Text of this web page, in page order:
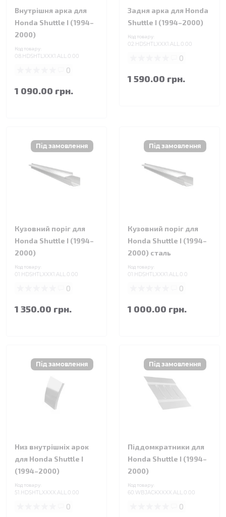
Внутрішня арка для
Honda Shuttle I (1994–
2000)
Код товару:
08.HDSHTLXXX1.ALL.0.00
0
1 090.00 грн.
Задня арка для Honda
Shuttle I (1994–2000)
Код товару:
02.HDSHTLXXX1.ALL.0.00
0
1 590.00 грн.
Кузовний поріг для
Honda Shuttle I (1994–
2000)
Код товару:
01.HDSHTLXXX1.ALL.0.00
0
1 350.00 грн.
Кузовний поріг для
Honda Shuttle I (1994–
2000) сталь
Код товару:
01.HDSHTLXXX1.ALL.0.0
0
1 000.00 грн.
Низ внутрішніх арок
для Honda Shuttle I
(1994–2000)
Код товару:
51.HDSHTLXXXX.ALL.0.00
0
Піддомкратники для
Honda Shuttle I (1994–
2000)
Код товару:
60.WBJACKXXXX.ALL.0.00
0